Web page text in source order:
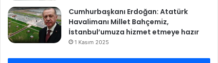
Cumhurbaşkanı Erdoğan: Atatürk
Havalimanı Millet Bahçemiz,
İstanbul’umuza hizmet etmeye hazır
1 Kasım 2025